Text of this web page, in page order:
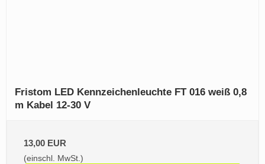
Fristom LED Kennzeichenleuchte FT 016 weiß 0,8
m Kabel 12-30 V
13,00 EUR
(einschl. MwSt.)